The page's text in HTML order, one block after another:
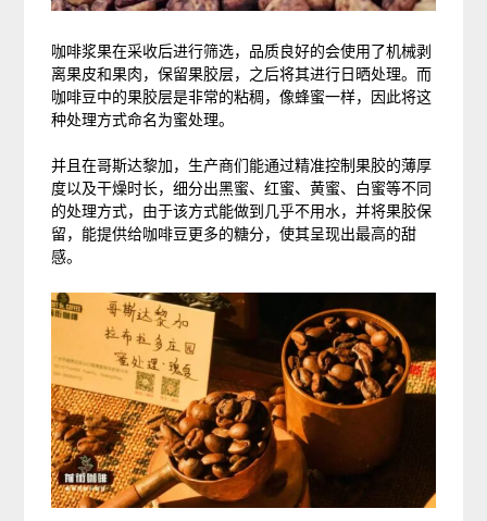
咖啡浆果在采收后进行筛选，品质良好的会使用了机械剥
离果皮和果肉，保留果胶层，之后将其进行日晒处理。而
咖啡豆中的果胶层是非常的粘稠，像蜂蜜一样，因此将这
种处理方式命名为蜜处理。
并且在哥斯达黎加，生产商们能通过精准控制果胶的薄厚
度以及干燥时长，细分出黑蜜、红蜜、黄蜜、白蜜等不同
的处理方式，由于该方式能做到几乎不用水，并将果胶保
留，能提供给咖啡豆更多的糖分，使其呈现出最高的甜
感。